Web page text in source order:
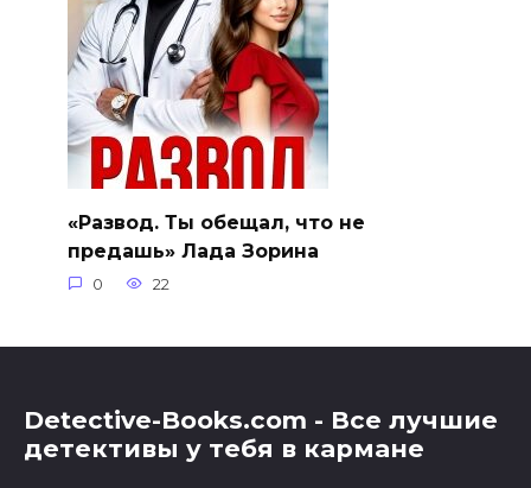
«Развод. Ты обещал, что не
предашь» Лада Зорина
0 22
Detective-Books.com - Все лучшие
детективы у тебя в кармане